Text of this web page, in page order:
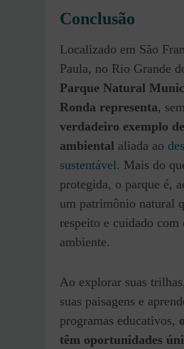
Conclusão
Localizado em São
Paula, no Rio Grande
Parque Natural
Ronda representa,
verdadeiro exemplo
ambiental aliada ao
sustentável. Mais do
protegida, o parque é,
um patrimônio natural
respeito e cuidado com
ambiente.
Ao explorar suas
suas paisagens e
programas educativos,
têm oportunidades